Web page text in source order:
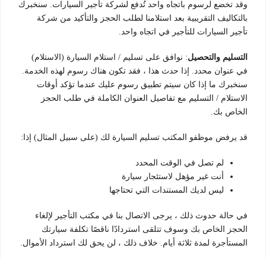
وقد تخضع لرسوم باتجاه واحد تُدفع لشركة تأجير السيارات. سنخبرك
بالتكاليف التقريبية بعد استلامنا لطلب الحجز والتأكيد من شركة
تأجير السيارات للتأجير في اتجاه واحد.
التسليم والتحصيل: نوافق على تسليم / استلام السيارة (الاستلام)
في عنوان محدد. إذا حدث هذا ، فقد تكون هناك رسوم لهذه الخدمة.
سنخبرك ما إذا كان سيتم تطبيق رسوم عليك عندما تؤكد أوقات
الاستلام / التسليم مع تفاصيل العنوان الكاملة في طلب الحجز
الخاص بك.
قد يرفض موظفو المكتب تسليم السيارة لك (على سبيل المثال) إذا:
لم تصل في الوقت المحدد
أنت غير مؤهل لاستئجار سيارة
ليس لديك المستندات التي تحتاجها
في حالة حدوث ذلك ، يرجى الاتصال بنا في مكتب التأجير لإلغاء
الحجز الخاص بك وسوف تتلقى استردادًا ناقصًا تكلفة سيارتك
المستأجرة لمدة ثلاثة أيام. خلاف ذلك ، لن يحق لك استرداد الأموال.